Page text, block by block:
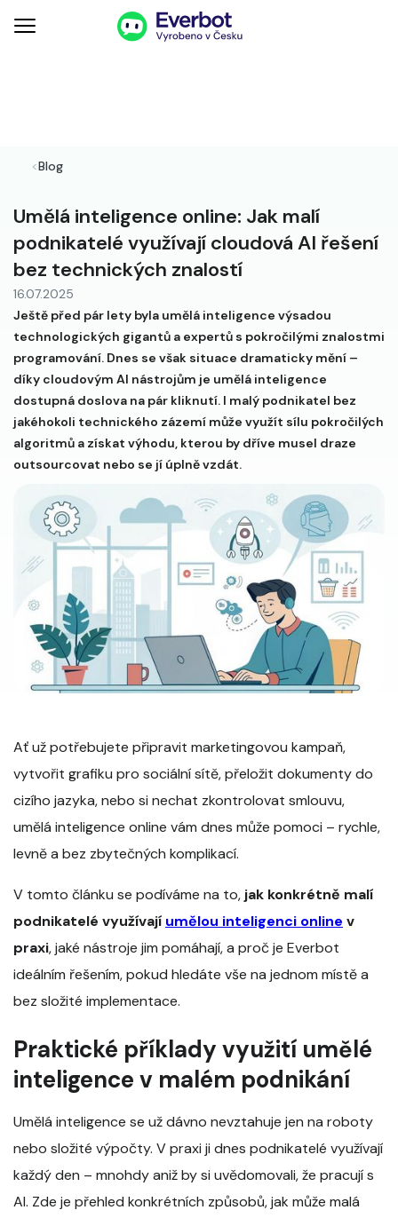
<Blog
Umělá inteligence online: Jak malí
podnikatelé využívají cloudová AI řešení
bez technických znalostí
16.07.2025
Ještě před pár lety byla umělá inteligence výsadou
technologických gigantů a expertů s pokročilými znalostmi
programování. Dnes se však situace dramaticky mění –
díky cloudovým AI nástrojům je umělá inteligence
dostupná doslova na pár kliknutí. I malý podnikatel bez
jakéhokoli technického zázemí může využít sílu pokročilých
algoritmů a získat výhodu, kterou by dříve musel draze
outsourcovat nebo se jí úplně vzdát.
Ať už potřebujete připravit marketingovou kampaň,
vytvořit grafiku pro sociální sítě, přeložit dokumenty do
cizího jazyka, nebo si nechat zkontrolovat smlouvu,
umělá inteligence online vám dnes může pomoci – rychle,
levně a bez zbytečných komplikací.
V tomto článku se podíváme na to, jak konkrétně malí
podnikatelé využívají umělou inteligenci online v
praxi, jaké nástroje jim pomáhají, a proč je Everbot
ideálním řešením, pokud hledáte vše na jednom místě a
bez složité implementace.
Praktické příklady využití umělé
inteligence v malém podnikání
Umělá inteligence se už dávno nevztahuje jen na roboty
nebo složité výpočty. V praxi ji dnes podnikatelé využívají
každý den – mnohdy aniž by si uvědomovali, že pracují s
AI. Zde je přehled konkrétních způsobů, jak může malá